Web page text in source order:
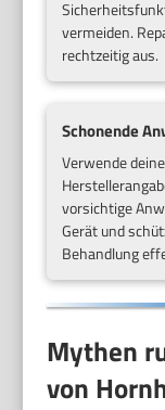
vermeiden.
rechtzeitig aus.
Schonende
Verwende
vorsichtige
Gerät und
Behandlung
Mythen
von